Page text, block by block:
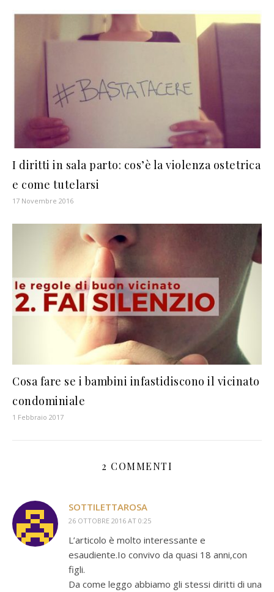
I diritti in sala parto: cos’è la violenza ostetrica
e come tutelarsi
17 Novembre 2016
Cosa fare se i bambini infastidiscono il vicinato
condominiale
1 Febbraio 2017
2 COMMENTI
SOTTILETTAROSA
26 OTTOBRE 2016 AT 0:25
L’articolo è molto interessante e
esaudiente.Io convivo da quasi 18 anni,con
figli.
Da come leggo abbiamo gli stessi diritti di una